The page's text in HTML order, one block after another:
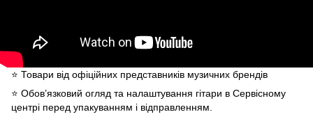
⭐️ Товари від офіційних представників музичних брендів
⭐️ Обов’язковий огляд та налаштування гітари в Сервісному
центрі перед упакуванням і відправленням.